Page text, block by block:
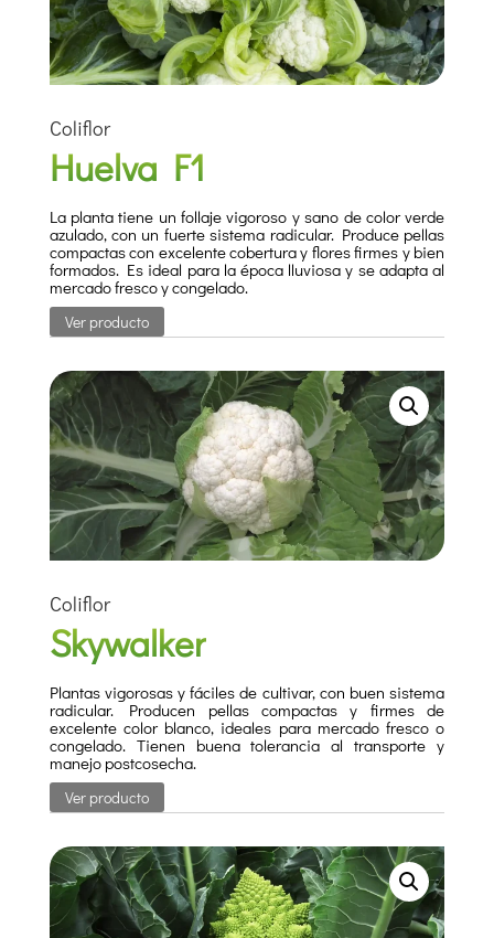
Coliflor
Huelva F1
La planta tiene un follaje vigoroso y sano de color verde
azulado, con un fuerte sistema radicular. Produce pellas
compactas con excelente cobertura y flores firmes y bien
formados. Es ideal para la época lluviosa y se adapta al
mercado fresco y congelado.
Ver producto
Coliflor
Skywalker
Plantas vigorosas y fáciles de cultivar, con buen sistema
radicular. Producen pellas compactas y firmes de
excelente color blanco, ideales para mercado fresco o
congelado. Tienen buena tolerancia al transporte y
manejo postcosecha.
Ver producto